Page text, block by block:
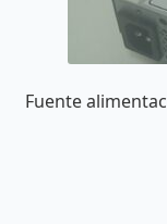
Fuente